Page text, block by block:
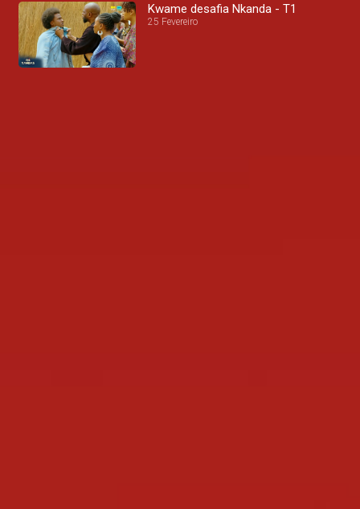
Kwame desafia Nkanda - T1
25 Fevereiro